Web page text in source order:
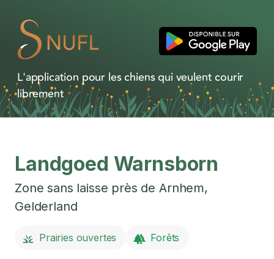
L'application pour les chiens qui veulent courir
librement
Landgoed Warnsborn
Zone sans laisse près de Arnhem,
Gelderland
Prairies ouvertes Forêts